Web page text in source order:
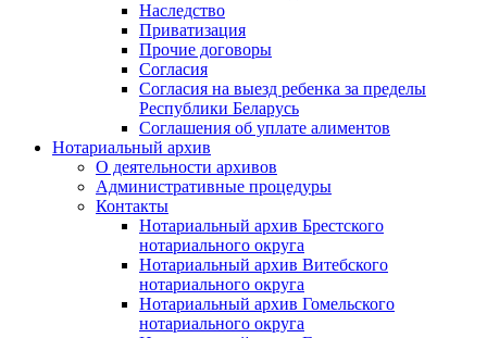
Наследство
Приватизация
Прочие договоры
Согласия
Согласия на выезд ребенка за пределы
Республики Беларусь
Соглашения об уплате алиментов
Нотариальный архив
О деятельности архивов
Административные процедуры
Контакты
Нотариальный архив Брестского
нотариального округа
Нотариальный архив Витебского
нотариального округа
Нотариальный архив Гомельского
нотариального округа